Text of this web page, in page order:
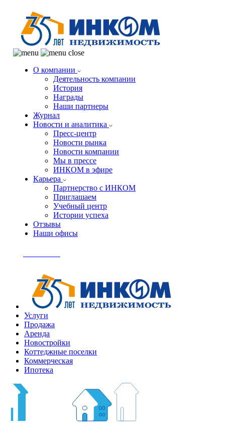
О компании
Деятельность компании
История
Награды
Наши партнеры
Журнал
Новости и аналитика
Пресс-центр
Новости рынка
Новости компании
Мы в прессе
ИНКОМ в эфире
Карьера
Партнерство с ИНКОМ
Приглашаем
Учебный центр
Истории успеха
Отзывы
Наши офисы
Услуги
Продажа
Аренда
Новостройки
Коттеджные поселки
Коммерческая
Ипотека